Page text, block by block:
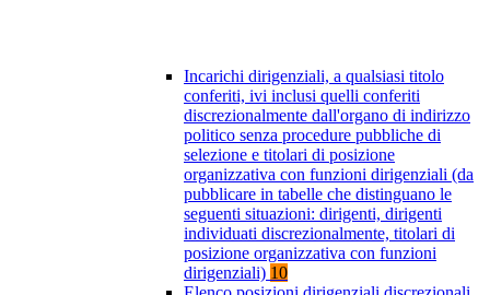
Incarichi dirigenziali, a qualsiasi titolo
conferiti, ivi inclusi quelli conferiti
discrezionalmente dall'organo di indirizzo
politico senza procedure pubbliche di
selezione e titolari di posizione
organizzativa con funzioni dirigenziali (da
pubblicare in tabelle che distinguano le
seguenti situazioni: dirigenti, dirigenti
individuati discrezionalmente, titolari di
posizione organizzativa con funzioni
dirigenziali) 10